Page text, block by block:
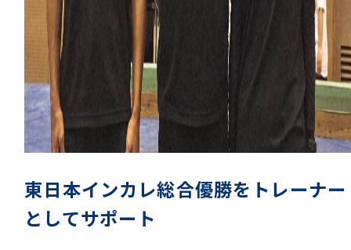
東日本インカレ総合優勝をトレーナー
としてサポート